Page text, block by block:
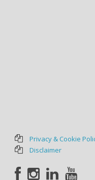
Privacy & Cookie
Disclaimer